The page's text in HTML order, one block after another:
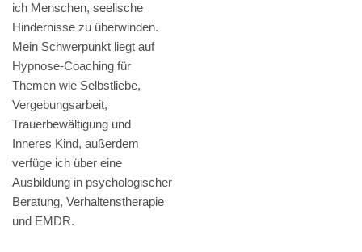
ich Menschen, seelische
Hindernisse zu überwinden.
Mein Schwerpunkt liegt auf
Hypnose-Coaching für
Themen wie Selbstliebe,
Vergebungsarbeit,
Trauerbewältigung und
Inneres Kind, außerdem
verfüge ich über eine
Ausbildung in psychologischer
Beratung, Verhaltenstherapie
und EMDR.